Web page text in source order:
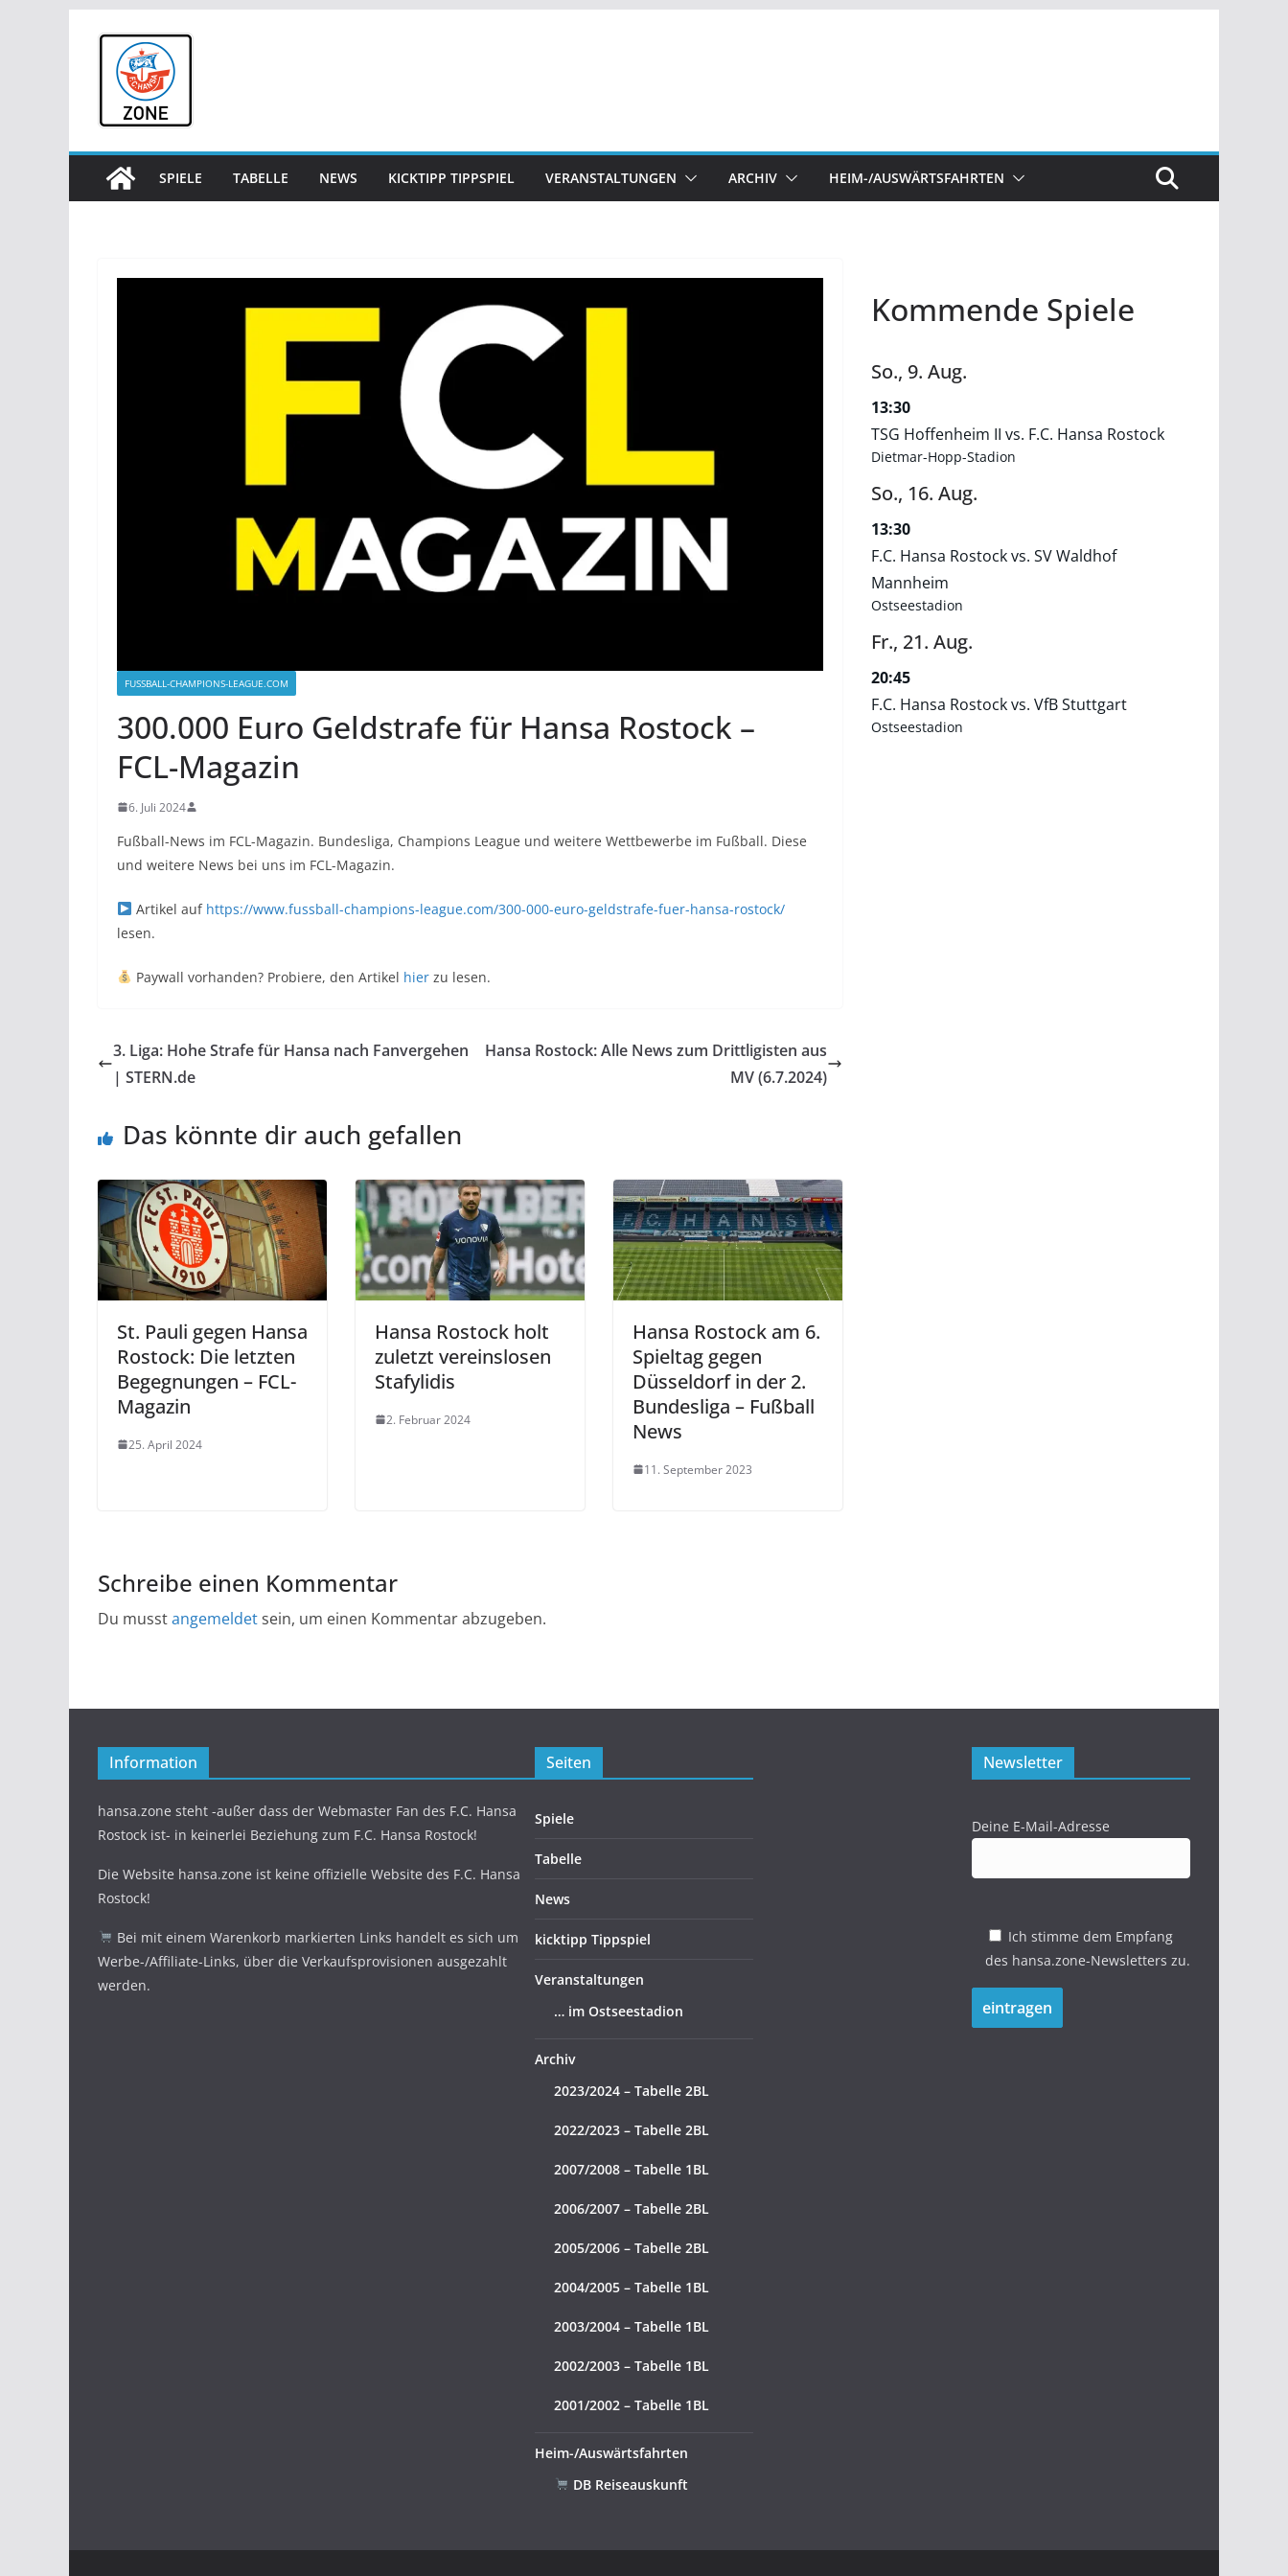
springen
SPIELE TABELLE NEWS KICKTIPP TIPPSPIEL VERANSTALTUNGEN ARCHIV HEIM-/AUSWÄRTSFAHRTEN
FUSSBALL-CHAMPIONS-LEAGUE.COM
300.000 Euro Geldstrafe für Hansa Rostock –
FCL-Magazin
6. Juli 2024
Fußball-News im FCL-Magazin. Bundesliga, Champions League und weitere Wettbewerbe im Fußball. Diese
und weitere News bei uns im FCL-Magazin.
Artikel auf https://www.fussball-champions-league.com/300-000-euro-geldstrafe-fuer-hansa-rostock/
lesen.
Paywall vorhanden? Probiere, den Artikel hierzu lesen.
3. Liga: Hohe Strafe für Hansa nach Fanvergehen
| STERN.de
Hansa Rostock: Alle News zum Drittligisten aus
MV (6.7.2024)
Das könnte dir auch gefallen
St. Pauli gegen Hansa
Rostock: Die letzten
Begegnungen – FCL-
Magazin
25. April 2024
Hansa Rostock holt
zuletzt vereinslosen
Stafylidis
2. Februar 2024
Hansa Rostock am 6.
Spieltag gegen
Düsseldorf in der 2.
Bundesliga – Fußball
News
11. September 2023
Schreibe einen Kommentar
Du musstangemeldetsein, um einen Kommentar abzugeben.
Kommende Spiele
So., 9. Aug.
13:30
TSG Hoffenheim II vs. F.C. Hansa Rostock
Dietmar-Hopp-Stadion
So., 16. Aug.
13:30
F.C. Hansa Rostock vs. SV Waldhof
Mannheim
Ostseestadion
Fr., 21. Aug.
20:45
F.C. Hansa Rostock vs. VfB Stuttgart
Ostseestadion
Information
hansa.zone steht -außer dass der Webmaster Fan des F.C. Hansa
Rostock ist- in keinerlei Beziehung zum F.C. Hansa Rostock!
Die Website hansa.zone ist keine offizielle Website des F.C. Hansa
Rostock!
Bei mit einem Warenkorb markierten Links handelt es sich um
Werbe-/Affiliate-Links, über die Verkaufsprovisionen ausgezahlt
werden.
Seiten
Spiele
Tabelle
News
kicktipp Tippspiel
Veranstaltungen
… im Ostseestadion
Archiv
2023/2024 – Tabelle 2BL
2022/2023 – Tabelle 2BL
2007/2008 – Tabelle 1BL
2006/2007 – Tabelle 2BL
2005/2006 – Tabelle 2BL
2004/2005 – Tabelle 1BL
2003/2004 – Tabelle 1BL
2002/2003 – Tabelle 1BL
2001/2002 – Tabelle 1BL
Heim-/Auswärtsfahrten
DB Reiseauskunft
Newsletter
Deine E-Mail-Adresse
Ich stimme dem Empfang
des hansa.zone-Newsletters zu.